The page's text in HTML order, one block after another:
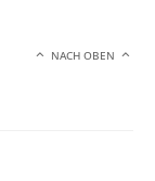
NACH OBEN